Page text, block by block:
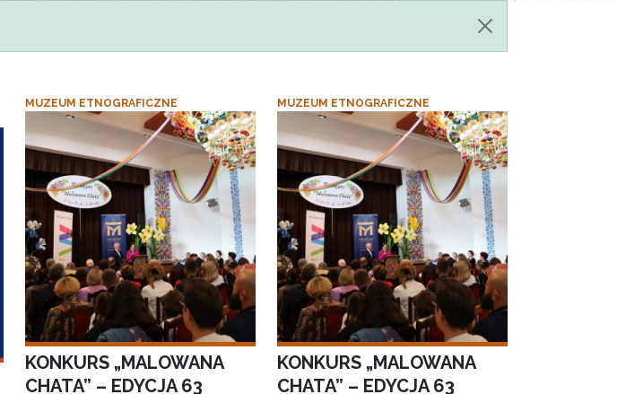
MUZEUM ETNOGRAFICZNE
KONKURS „MALOWANA
CHATA” – EDYCJA 63
MUZEUM ETNOGRAFICZNE
KONKURS „MALOWANA
CHATA” – EDYCJA 63